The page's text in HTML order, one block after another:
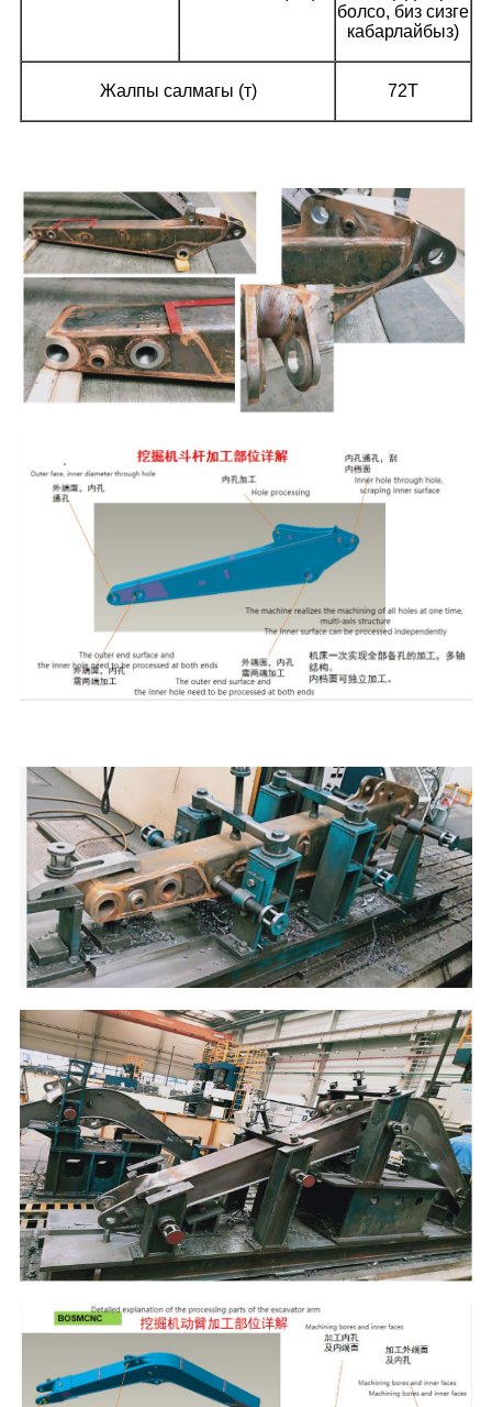
болсо, биз сизге
кабарлайбыз)
Жалпы салмагы (т) 72T